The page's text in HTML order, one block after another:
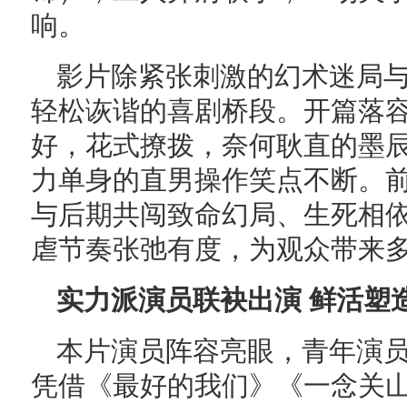
响。
影片除紧张刺激的幻术迷局
轻松诙谐的喜剧桥段。开篇落
好，花式撩拨，奈何耿直的墨
力单身的直男操作笑点不断。
与后期共闯致命幻局、生死相
虐节奏张弛有度，为观众带来
实力派演员联袂出演 鲜活塑
本片演员阵容亮眼，青年演
凭借《最好的我们》《一念关